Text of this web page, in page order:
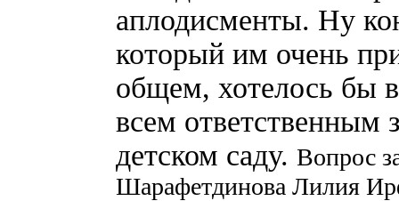
аплодисменты. Ну
который им очень
общем, хотелось бы
всем ответственным
детском саду. Вопрос
Шарафетдинова Лилия